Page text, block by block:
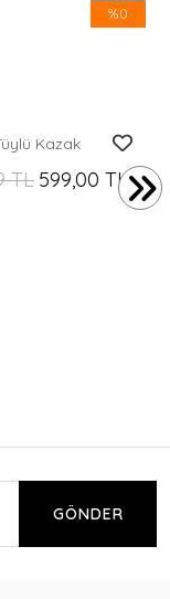
%0
Kazak
TL 599,00 TL
GÖNDER